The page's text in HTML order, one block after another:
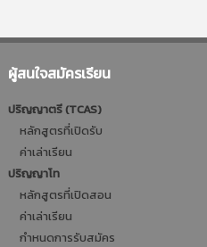
ผู้สนใจสมัครเรียน
ปริญญาตรี (TCAS)
หลักสูตรที่เปิดรับ
ค่าเล่าเรียน
ปริญญาโท
หลักสูตรที่เปิดสอน
ค่าเล่าเรียน
กำหนดการรับสมัคร